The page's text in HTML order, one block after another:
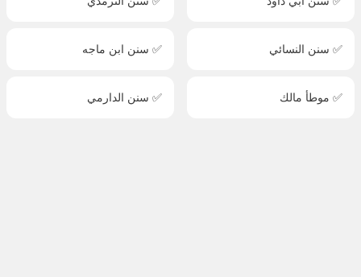
✅ سنن النسائي ✅ سنن ابن ماجه
✅ موطأ مالك ✅ سنن الدارمي